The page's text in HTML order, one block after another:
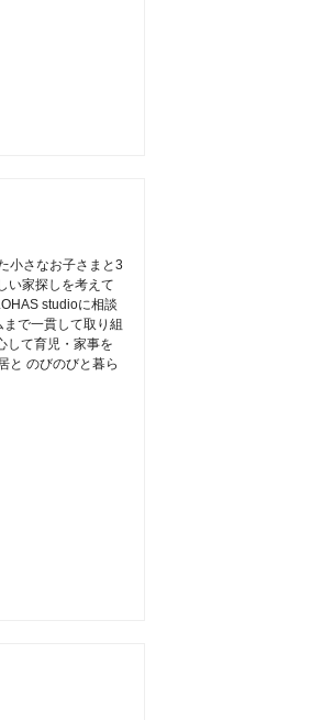
小さなお子さまと3
い家探しを考えて
studioに相談
で一貫して取り組
して育児・家事を
と のびのびと暮ら